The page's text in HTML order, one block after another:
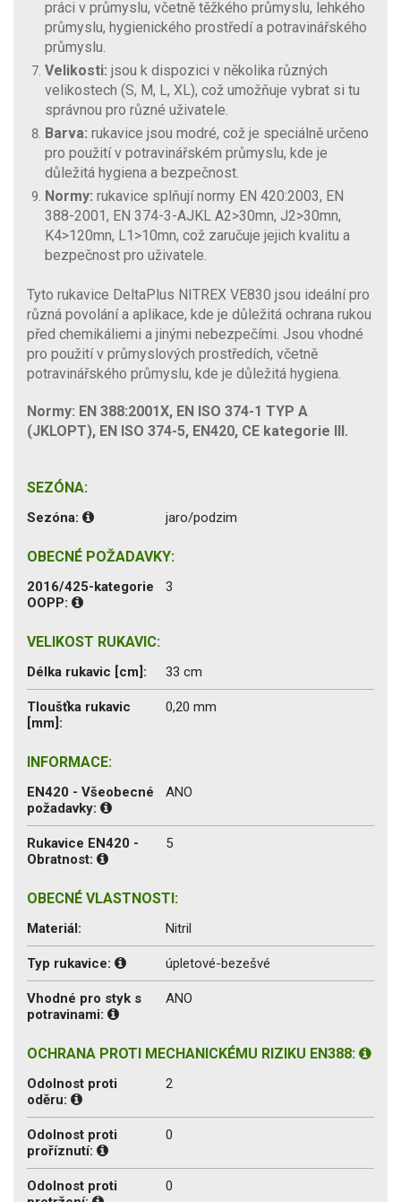
práci v průmyslu, včetně těžkého průmyslu, lehkého
průmyslu, hygienického prostředí a potravinářského
průmyslu.
Velikosti: jsou k dispozici v několika různých
velikostech (S, M, L, XL), což umožňuje vybrat si tu
správnou pro různé uživatele.
Barva: rukavice jsou modré, což je speciálně určeno
pro použití v potravinářském průmyslu, kde je
důležitá hygiena a bezpečnost.
Normy: rukavice splňují normy EN 420:2003, EN
388-2001, EN 374-3-AJKL A2>30mn, J2>30mn,
K4>120mn, L1>10mn, což zaručuje jejich kvalitu a
bezpečnost pro uživatele.
Tyto rukavice DeltaPlus NITREX VE830 jsou ideální pro
různá povolání a aplikace, kde je důležitá ochrana rukou
před chemikáliemi a jinými nebezpečími. Jsou vhodné
pro použití v průmyslových prostředích, včetně
potravinářského průmyslu, kde je důležitá hygiena.
Normy: EN 388:2001X, EN ISO 374-1 TYP A
(JKLOPT), EN ISO 374-5, EN420, CE kategorie III.
SEZÓNA:
Sezóna: jaro/podzim
OBECNÉ POŽADAVKY:
2016/425-kategorie
OOPP:
3
VELIKOST RUKAVIC:
Délka rukavic [cm]: 33 cm
Tloušťka rukavic
[mm]:
0,20 mm
INFORMACE:
EN420 - Všeobecné
požadavky:
ANO
Rukavice EN420 -
Obratnost:
5
OBECNÉ VLASTNOSTI:
Materiál: Nitril
Typ rukavice: úpletové-bezešvé
Vhodné pro styk s
potravinami:
ANO
OCHRANA PROTI MECHANICKÉMU RIZIKU EN388:
Odolnost proti
oděru:
2
Odolnost proti
proříznutí:
0
Odolnost proti
0